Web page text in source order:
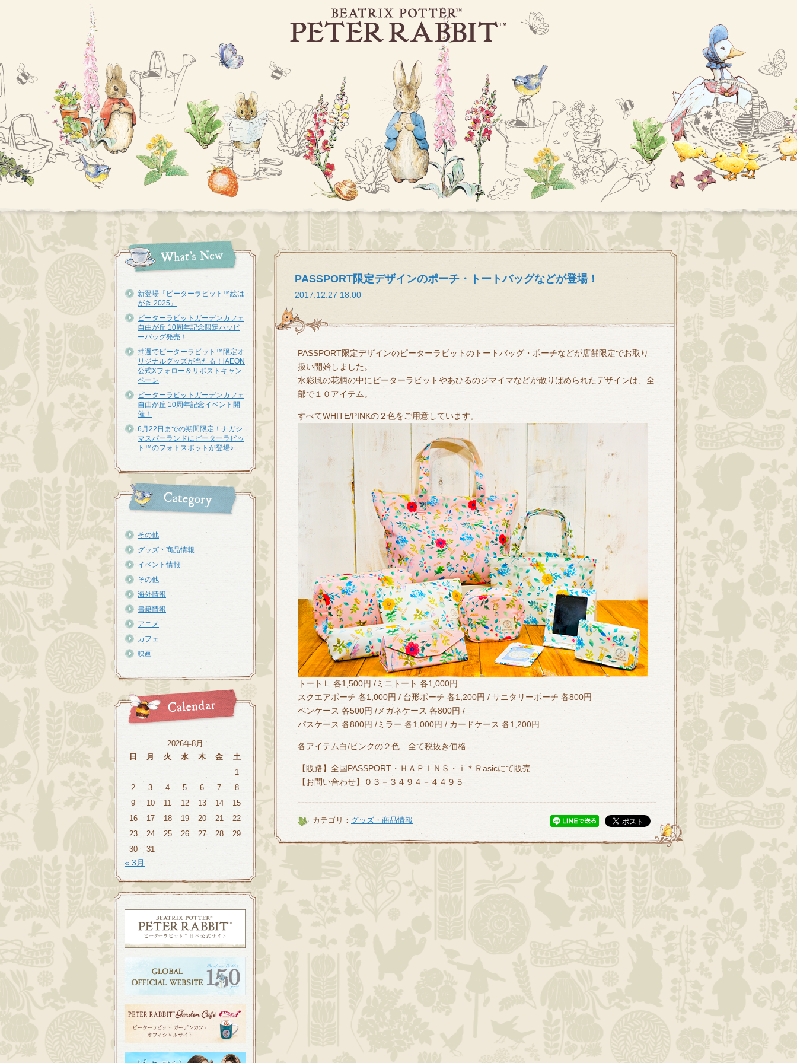
新登場『ピーターラビット™︎絵は
がき 2025』
ピーターラビットガーデンカフェ
自由が丘 10周年記念限定ハッピ
ーバッグ発売！
抽選でピーターラビット™限定オ
リジナルグッズが当たる！iAEON
公式Xフォロー＆リポストキャン
ペーン
ピーターラビットガーデンカフェ
自由が丘 10周年記念イベント開
催！
6月22日までの期間限定！ナガシ
マスパーランドにピーターラビッ
ト™のフォトスポットが登場♪
その他
グッズ・商品情報
イベント情報
その他
海外情報
書籍情報
アニメ
カフェ
映画
2026年8月
日
月 火 水 木 金
土
1
2
3 4 5 6 7
8
9
10 11 12 13 14
15
16
17 18 19 20 21
22
23
24 25 26 27 28
29
30
31
« 3月
PASSPORT限定デザインのポーチ・トートバッグなどが登場！
2017.12.27 18:00
PASSPORT限定デザインのピーターラビットのトートバッグ・ポーチなどが店舗限定でお取り
扱い開始しました。
水彩風の花柄の中にピーターラビットやあひるのジマイマなどが散りばめられたデザインは、全
部で１０アイテム。
すべてWHITE/PINKの２色をご用意しています。
トートＬ 各1,500円 /ミニトート 各1,000円
スクエアポーチ 各1,000円 / 台形ポーチ 各1,200円 / サニタリーポーチ 各800円
ペンケース 各500円 /メガネケース 各800円 /
パスケース 各800円 /ミラー 各1,000円 / カードケース 各1,200円
各アイテム白/ピンクの２色 全て税抜き価格
【販路】全国PASSPORT・ＨＡＰＩＮＳ・ｉ＊Ｒasicにて販売
【お問い合わせ】０３－３４９４－４４９５
カテゴリ： グッズ・商品情報